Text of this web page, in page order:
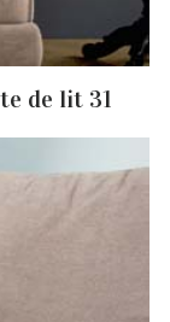
de lit 31